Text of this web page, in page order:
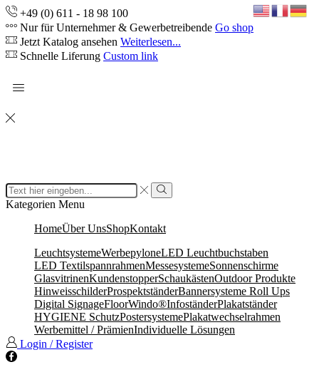
+49 (0) 611 - 18 98 100
Nur für Unternehmer & Gewerbetreibende Go shop
Jetzt Katalog ansehen Weiterlesen...
Schnelle Liferung Custom link
Search
input
Search
Kategorien Menu
HomeÜber UnsShopKontakt
LeuchtsystemeWerbepyloneLED Leuchtbuchstaben
LED TextilspannrahmenMessesystemeSonnenschirme
GlasvitrinenKundenstopperSchaukästenOutdoor Produkte
HinweisschilderProspektständerBannersysteme Roll Ups
Digital SignageFloorWindo®InfoständerPlakatständer
HYGIENE SchutzPostersystemePlakatwechselrahmen
Werbemittel / PrämienIndividuelle Lösungen
Login / Register
Facebook